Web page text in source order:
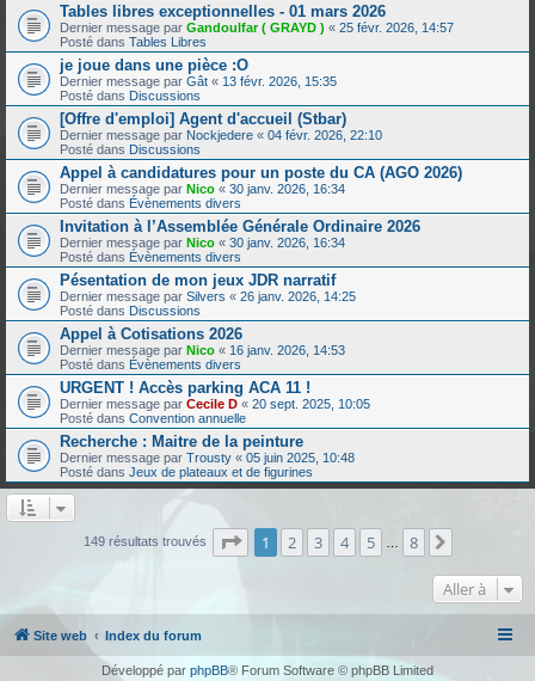
Tables libres exceptionnelles - 01 mars 2026
Dernier message par Gandoulfar ( GRAYD ) « 25 févr. 2026, 14:57
Posté dans Tables Libres
je joue dans une pièce :O
Dernier message par Gât « 13 févr. 2026, 15:35
Posté dans Discussions
[Offre d'emploi] Agent d'accueil (Stbar)
Dernier message par Nockjedere « 04 févr. 2026, 22:10
Posté dans Discussions
Appel à candidatures pour un poste du CA (AGO 2026)
Dernier message par Nico « 30 janv. 2026, 16:34
Posté dans Évènements divers
Invitation à l’Assemblée Générale Ordinaire 2026
Dernier message par Nico « 30 janv. 2026, 16:34
Posté dans Évènements divers
Pésentation de mon jeux JDR narratif
Dernier message par Silvers « 26 janv. 2026, 14:25
Posté dans Discussions
Appel à Cotisations 2026
Dernier message par Nico « 16 janv. 2026, 14:53
Posté dans Évènements divers
URGENT ! Accès parking ACA 11 !
Dernier message par Cecile D « 20 sept. 2025, 10:05
Posté dans Convention annuelle
Recherche : Maitre de la peinture
Dernier message par Trousty « 05 juin 2025, 10:48
Posté dans Jeux de plateaux et de figurines
149 résultats trouvés Page sur8
1 2 3 4 5 8
Aller à
Site web Index du forum
Développé par phpBB® Forum Software © phpBB Limited